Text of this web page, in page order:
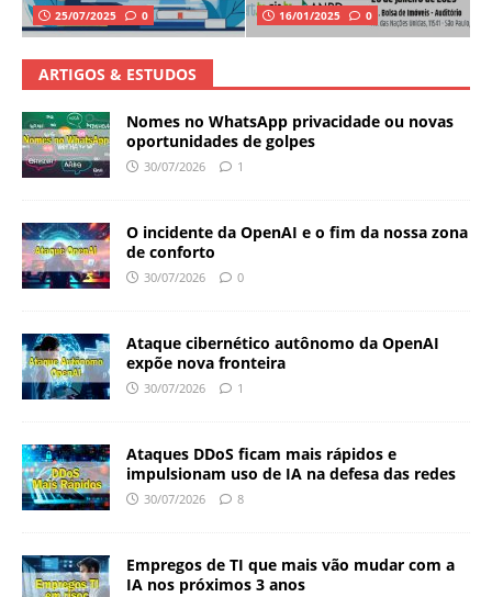
25/07/2025 0 16/01/2025 0
ARTIGOS & ESTUDOS
Nomes no WhatsApp privacidade ou novas
oportunidades de golpes
30/07/2026 1
O incidente da OpenAI e o fim da nossa zona
de conforto
30/07/2026 0
Ataque cibernético autônomo da OpenAI
expõe nova fronteira
30/07/2026 1
Ataques DDoS ficam mais rápidos e
impulsionam uso de IA na defesa das redes
30/07/2026 8
Empregos de TI que mais vão mudar com a
IA nos próximos 3 anos